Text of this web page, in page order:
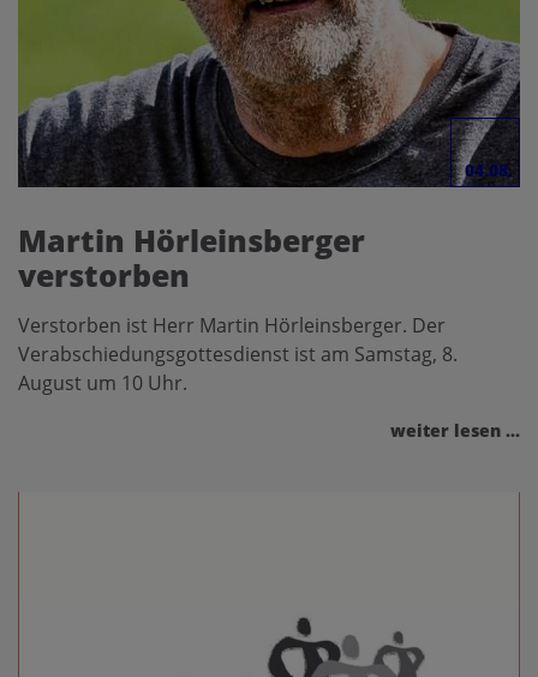
04.08.
Martin Hörleinsberger
verstorben
Verstorben ist Herr Martin Hörleinsberger. Der
Verabschiedungsgottesdienst ist am Samstag, 8.
August um 10 Uhr.
weiter lesen ...